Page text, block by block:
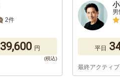
2件
39,600 円
男
平日
最終アクティ